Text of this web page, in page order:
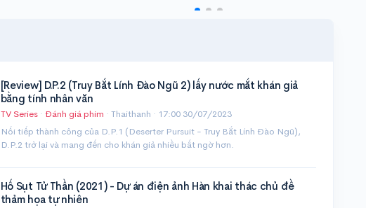
[Review] D.P.2 (Truy Bắt Lính Đào Ngũ 2) lấy nước mắt khán giả
bằng tính nhân văn
TV Series· Đánh giá phim · Thaithanh · 17:00 30/07/2023
Nối tiếp thành công của D.P.1 (Deserter Pursuit - Truy Bắt Lính Đào Ngũ),
D.P.2 trở lại và mang đến cho khán giả nhiều bất ngờ hơn.
Hố Sụt Tử Thần (2021) - Dự án điện ảnh Hàn khai thác chủ đề
thảm họa tự nhiên